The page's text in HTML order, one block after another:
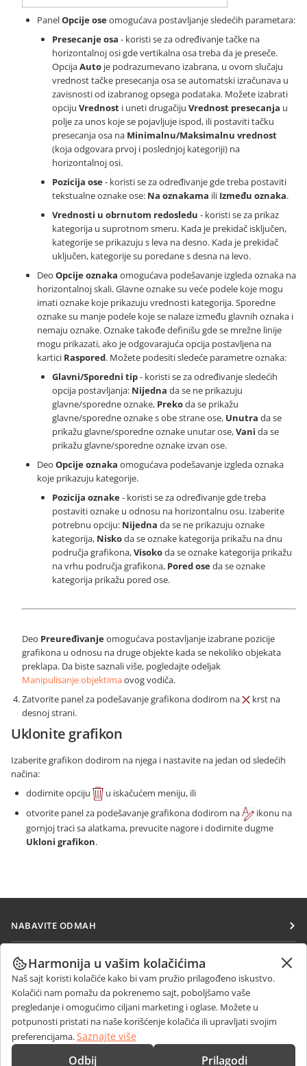
PanelOpcije oseomogućava postavljanje sledećih parametara:
Presecanje osa - koristi se za određivanje tačke na
horizontalnoj osi gde vertikalna osa treba da je preseče.
OpcijaAuto je podrazumevano izabrana, u ovom slučaju
vrednost tačke presecanja osa se automatski izračunava u
zavisnosti od izabranog opsega podataka. Možete izabrati
opciju Vrednost i uneti drugačiju Vrednost presecanja u
polje za unos koje se pojavljuje ispod, ili postaviti tačku
presecanja osa na Minimalnu/Maksimalnu vrednost
(koja odgovara prvoj i poslednjoj kategoriji) na
horizontalnoj osi.
Pozicija ose- koristi se za određivanje gde treba postaviti
tekstualne oznake ose: Na oznakama ili Između oznaka.
Vrednosti u obrnutom redosledu - koristi se za prikaz
kategorija u suprotnom smeru. Kada je prekidač isključen,
kategorije se prikazuju s leva na desno. Kada je prekidač
uključen, kategorije su poredane s desna na levo.
Deo Opcije oznaka omogućava podešavanje izgleda oznaka na
horizontalnoj skali. Glavne oznake su veće podele koje mogu
imati oznake koje prikazuju vrednosti kategorija. Sporedne
oznake su manje podele koje se nalaze između glavnih oznaka i
nemaju oznake. Oznake takođe definišu gde se mrežne linije
mogu prikazati, ako je odgovarajuća opcija postavljena na
kartici Raspored. Možete podesiti sledeće parametre oznaka:
Glavni/Sporedni tip- koristi se za određivanje sledećih
opcija postavljanja: Nijedna da se ne prikazuju
glavne/sporedne oznake, Prekoda se prikažu
glavne/sporedne oznake s obe strane ose, Unutra da se
prikažu glavne/sporedne oznake unutar ose,Vani da se
prikažu glavne/sporedne oznake izvan ose.
Deo Opcije oznaka omogućava podešavanje izgleda oznaka
koje prikazuju kategorije.
Pozicija oznake- koristi se za određivanje gde treba
postaviti oznake u odnosu na horizontalnu osu. Izaberite
potrebnu opciju: Nijedna da se ne prikazuju oznake
kategorija, Niskoda se oznake kategorija prikažu na dnu
područja grafikona,Visokoda se oznake kategorija prikažu
na vrhu područja grafikona, Pored oseda se oznake
kategorija prikažu pored ose.
Deo Preuređivanjeomogućava postavljanje izabrane pozicije
grafikona u odnosu na druge objekte kada se nekoliko objekata
preklapa. Da biste saznali više, pogledajte odeljak
Manipulisanje objektimaovog vodiča.
Zatvorite panel za podešavanje grafikona dodirom na
krst na
desnoj strani.
Uklonite grafikon
Izaberite grafikon dodirom na njega i nastavite na jedan od sledećih
načina:
dodirnite opciju
u iskačućem meniju, ili
otvorite panel za podešavanje grafikona dodirom na
ikonu na
gornjoj traci sa alatkama, prevucite nagore i dodirnite dugme
Ukloni grafikon.
NABAVITE ODMAH
Docs
DocSpace
Workspace
Konektori
Desktop aplikacije
SARAĐUJTE
Za doprinosioce
Za prevodioce
Za influensere
Slobodna radna mesta
PRIMAJTE VESTI
Blog
DOBIJTE POMOĆ
Forum
KONTAKTIRAJTE NAS
Harmonija u vašim kolačićima
Naš sajt koristi kolačiće kako bi vam pružio prilagođeno iskustvo.
Kolačići nam pomažu da pokrenemo sajt, poboljšamo vaše
pregledanje i omogućimo ciljani marketing i oglase. Možete u
potpunosti pristati na naše korišćenje kolačića ili upravljati svojim
preferencijama.Saznajte više
Odbij Prilagodi